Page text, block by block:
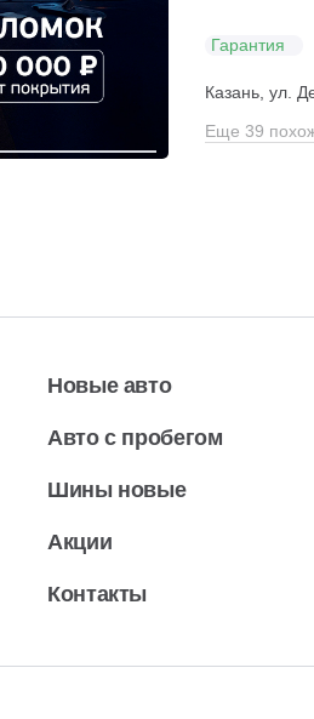
Гарантия
Казань, ул.
Еще 39
Новые авто
Авто с пробегом
Шины новые
Акции
Контакты